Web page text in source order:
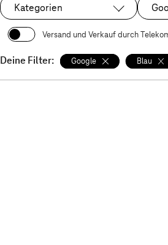
Kategorien
Versand und Verkauf durch
Deine Filter: Google Blau